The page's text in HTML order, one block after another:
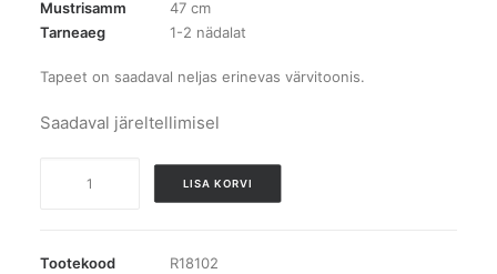
Mustrisamm
47 cm
Tarneaeg
1-2 nädalat
Tapeet on saadaval neljas erinevas värvitoonis.
Saadaval järeltellimisel
Island
LISA KORVI
Tootekood
R18102